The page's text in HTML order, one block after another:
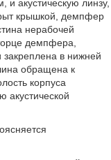
и акустическую линзу,
крышкой, демпфер
нерабочей
демпфера,
закреплена в нижней
обращена к
корпуса